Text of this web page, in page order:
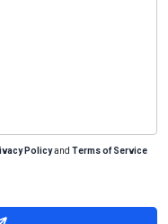
Policyand Terms of Service